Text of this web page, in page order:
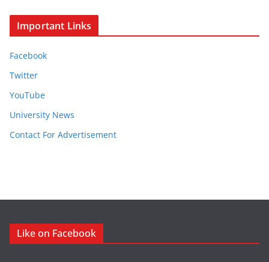
Important Links
Facebook
Twitter
YouTube
University News
Contact For Advertisement
Like on Facebook